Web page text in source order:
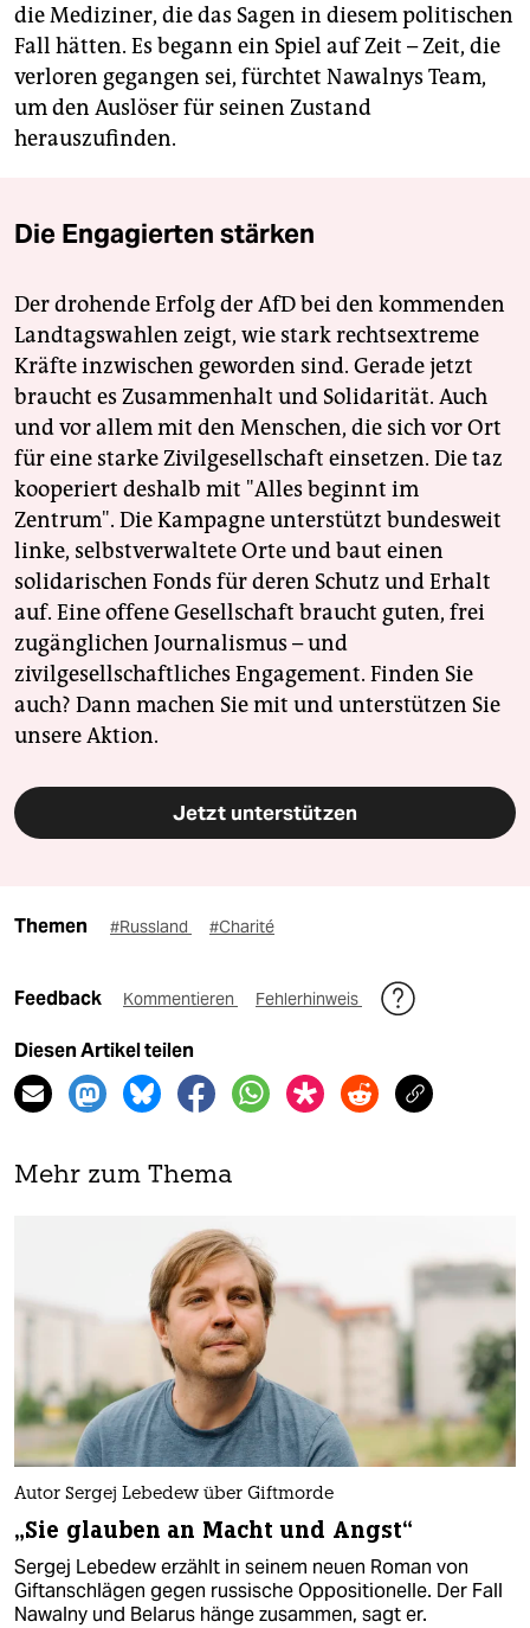
die Mediziner, die das Sagen in diesem politischen
Fall hätten. Es begann ein Spiel auf Zeit – Zeit, die
verloren gegangen sei, fürchtet Nawalnys Team,
um den Auslöser für seinen Zustand
herauszufinden.
Die Engagierten stärken
Der drohende Erfolg der AfD bei den kommenden
Landtagswahlen zeigt, wie stark rechtsextreme
Kräfte inzwischen geworden sind. Gerade jetzt
braucht es Zusammenhalt und Solidarität. Auch
und vor allem mit den Menschen, die sich vor Ort
für eine starke Zivilgesellschaft einsetzen. Die taz
kooperiert deshalb mit "Alles beginnt im
Zentrum". Die Kampagne unterstützt bundesweit
linke, selbstverwaltete Orte und baut einen
solidarischen Fonds für deren Schutz und Erhalt
auf. Eine offene Gesellschaft braucht guten, frei
zugänglichen Journalismus – und
zivilgesellschaftliches Engagement. Finden Sie
auch? Dann machen Sie mit und unterstützen Sie
unsere Aktion.
Jetzt unterstützen
Themen #Russland #Charité
Feedback Kommentieren Fehlerhinweis
Diesen Artikel teilen
Mehr zum Thema
Autor Sergej Lebedew über Giftmorde
„Sie glauben an Macht und Angst“
Sergej Lebedew erzählt in seinem neuen Roman von
Giftanschlägen gegen russische Oppositionelle. Der Fall
Nawalny und Belarus hänge zusammen, sagt er.